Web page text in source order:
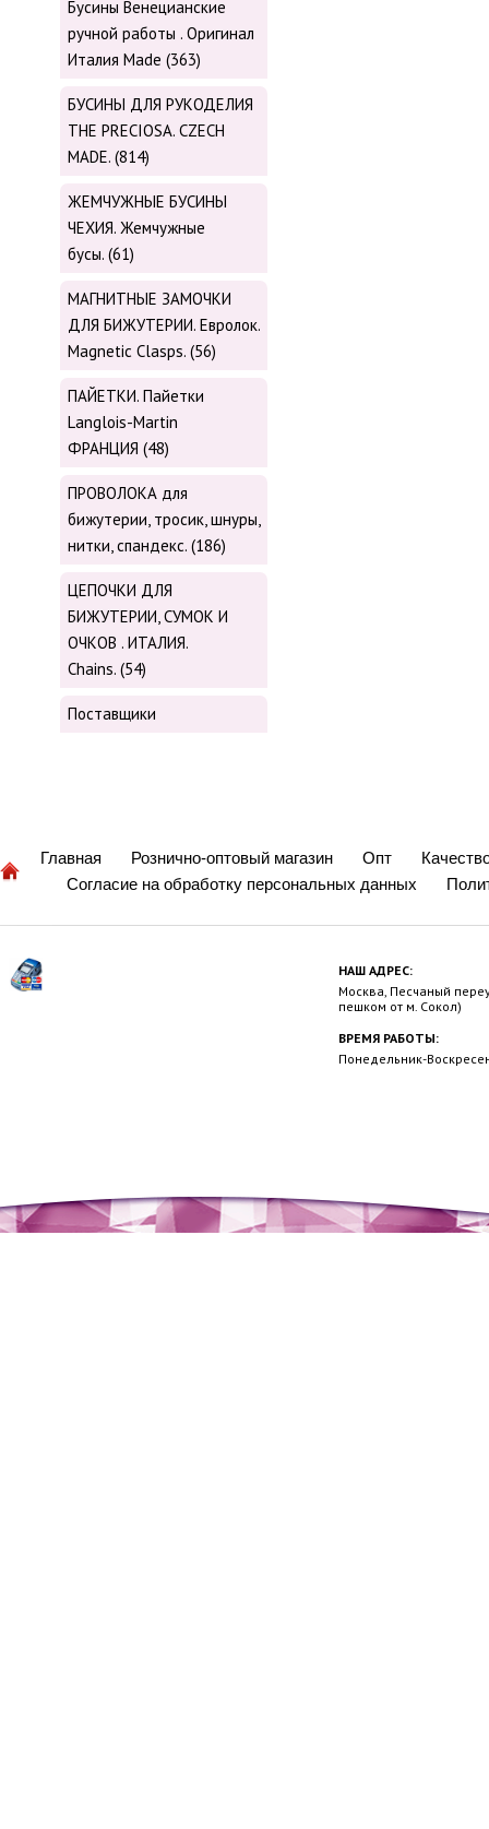
Бусины Венецианские
ручной работы . Оригинал
Италия Made (363)
БУСИНЫ ДЛЯ РУКОДЕЛИЯ
THE PRECIOSA. CZECH
MADE. (814)
ЖЕМЧУЖНЫЕ БУСИНЫ
ЧЕХИЯ. Жемчужные
бусы. (61)
МАГНИТНЫЕ ЗАМОЧКИ
ДЛЯ БИЖУТЕРИИ. Евролок.
Magnetic Сlasps. (56)
ПАЙЕТКИ. Пайетки
Langlois-Martin
ФРАНЦИЯ (48)
ПРОВОЛОКА для
бижутерии, тросик, шнуры,
нитки, cпандекс. (186)
ЦЕПОЧКИ ДЛЯ
БИЖУТЕРИИ, СУМОК И
ОЧКОВ . ИТАЛИЯ.
Chains. (54)
Поставщики
Главная Рознично-оптовый магазин Опт
Согласие на обработку персональных данных
НАШ АДРЕС:
Москва, Песчаный
пешком от м. Сокол)
ВРЕМЯ РАБОТЫ:
Понедельник-